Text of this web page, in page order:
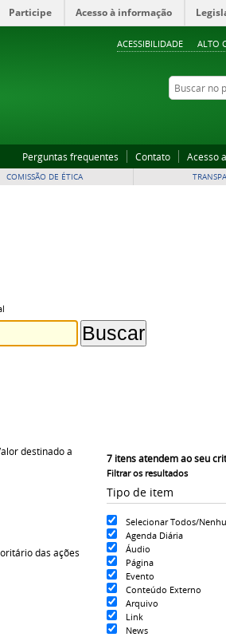
ACESSIBILIDADE ALTO
Participe Acesso à informação
Buscar no
Perguntas frequentes Contato Acesso
COMISSÃO DE ÉTICA
7itens atendem ao seu
Filtrar os resultados
Tipo de item
Selecionar Todos/
Agenda Diária
Áudio
Página
Evento
Conteúdo Externo
Arquivo
Link
News
destinado a
das ações